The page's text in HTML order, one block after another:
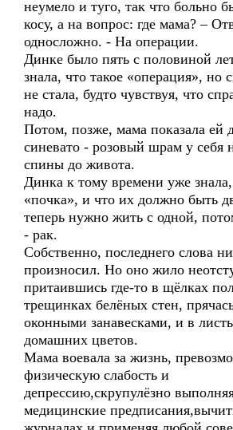
неумело и туго, так что больно
косу, а на вопрос: где мама? –
односложно. - На операции.
Динке было пять с половиной
знала, что такое «операция», но
не стала, будто чувствуя, что
надо.
Потом, позже, мама показала ей
синевато - розовый шрам у себя
спины до живота.
Динка к тому времени уже знала,
«почка», и что их должно быть
теперь нужно жить с одной,
- рак.
Собственно, последнего слова
произносил. Но оно жило
притаившись где-то в щёлках
трещинках белёных стен,
оконными занавесками, и в
домашних цветов.
Мама воевала за жизнь,
физическую слабость и
депрессию,скрупулёзно
медицинские